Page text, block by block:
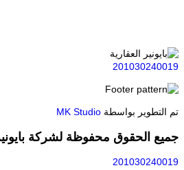
بواسطةMK Studio
الحقوق محفوظة لشركة بايونير © 2026